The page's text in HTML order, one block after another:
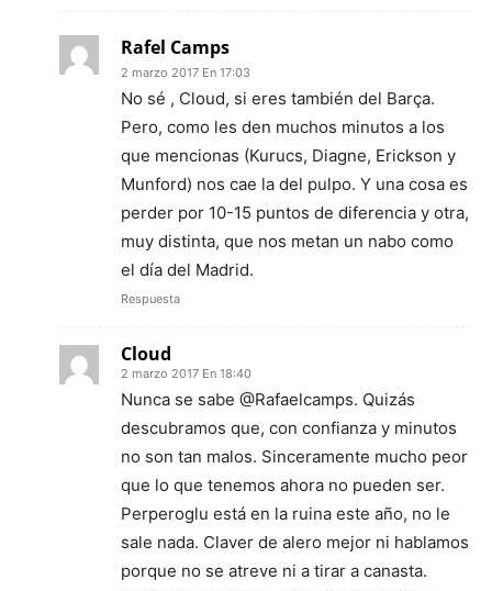
Rafel Camps
2 marzo 2017 En 17:03
No sé , Cloud, si eres también del Barça.
Pero, como les den muchos minutos a los
que mencionas (Kurucs, Diagne, Erickson y
Munford) nos cae la del pulpo. Y una cosa es
perder por 10-15 puntos de diferencia y otra,
muy distinta, que nos metan un nabo como
el día del Madrid.
Respuesta
Cloud
2 marzo 2017 En 18:40
Nunca se sabe @Rafaelcamps. Quizás
descubramos que, con confianza y minutos
no son tan malos. Sinceramente mucho peor
que lo que tenemos ahora no pueden ser.
Perperoglu está en la ruina este año, no le
sale nada. Claver de alero mejor ni hablamos
porque no se atreve ni a tirar a canasta.